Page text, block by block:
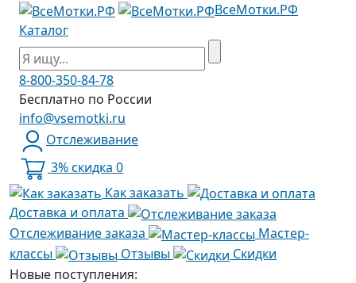
ВсеМотки.РФ
Каталог
8-800-350-84-78
Бесплатно по России
info@vsemotki.ru
Отслеживание
3% скидка 0
Как заказать
Доставка и оплата
Отслеживание заказа
Мастер-
классы
Отзывы
Скидки
Новые поступления: